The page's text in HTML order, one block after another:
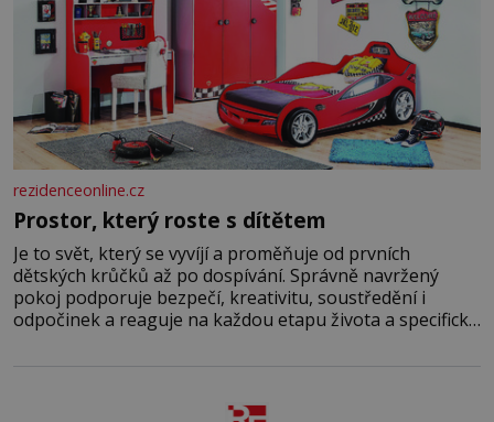
rezidenceonline.cz
Prostor, který roste s dítětem
Je to svět, který se vyvíjí a proměňuje od prvních
dětských krůčků až po dospívání. Správně navržený
pokoj podporuje bezpečí, kreativitu, soustředění i
odpočinek a reaguje na každou etapu života a specifické